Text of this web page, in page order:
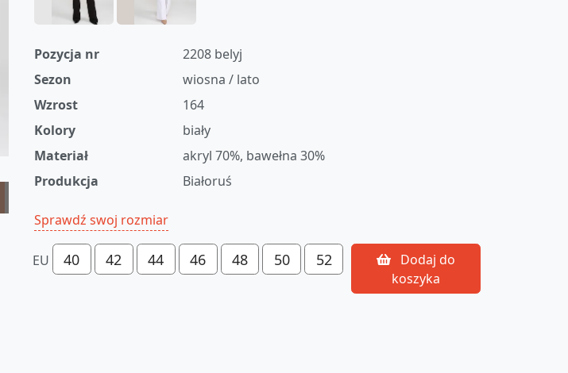
Pozycja nr
2208 belyj
Sezon
wiosna / lato
Wzrost
164
Kolory
biały
Materiał
akryl 70%, bawełna 30%
Produkcja
Białoruś
Sprawdź swoj rozmiar
EU 40 42 44 46 48 50 52
koszyka